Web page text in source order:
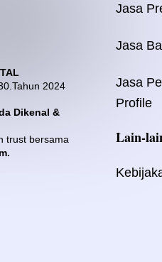
2024
Dikenal &
trust bersama
Jasa
Jasa
Jasa
Profile
Lain-